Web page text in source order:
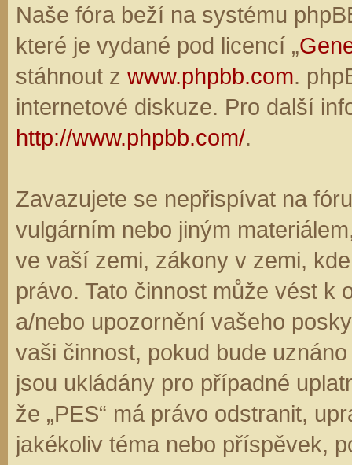
Naše fóra beží na systému
které je vydané pod licencí „
stáhnout z www.phpbb.com.
internetové diskuze. Pro další
http://www.phpbb.com/.
Zavazujete se nepřispívat na
vulgárním nebo jiným
ve vaší zemi, zákony v zemi,
právo. Tato činnost může vést k
a/nebo upozornění vašeho
vaši činnost, pokud bude
jsou ukládány pro případné
že „PES“ má právo odstranit,
jakékoliv téma nebo příspěvek,